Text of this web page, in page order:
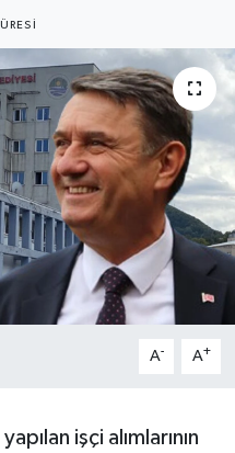
A- A+
işçi alımlarının